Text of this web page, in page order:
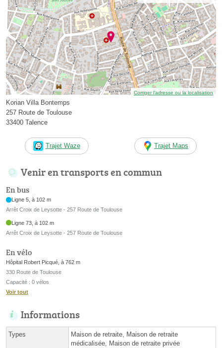
Corriger l’adresse ou la localisation
Korian Villa Bontemps
257 Route de Toulouse
33400 Talence
Trajet Waze Trajet Maps
Venir en transports en commun
En bus
Ligne 5, à 102 m
Arrêt Croix de Leysotte - 257 Route de Toulouse
Ligne 73, à 102 m
Arrêt Croix de Leysotte - 257 Route de Toulouse
En vélo
Hôpital Robert Picqué, à 762 m
330 Route de Toulouse
Capacité : 0 vélos
Voir tout
Informations
Types
Maison de retraite, Maison de retraite
médicalisée, Maison de retraite privée